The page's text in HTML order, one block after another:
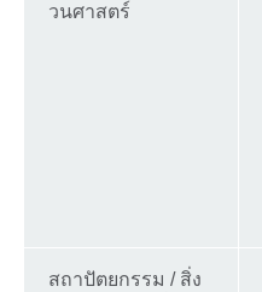
วนศาสตร์
สถาปัตยกรรม / สิ่ง